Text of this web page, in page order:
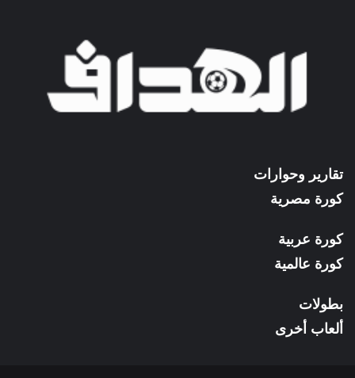
تقارير وحوارات
كورة مصرية
كورة عربية
كورة عالمية
بطولات
ألعاب أخرى